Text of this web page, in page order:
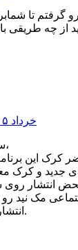
گرفتم تا
از چه طریقی
۱۱ خرداد ۱۴۰۵ - ۱۰:۰۶
سلام کاربر عزیز،
کرک این
جدید و کرک
مک نید رو
انتشار آن باخبر شوید.